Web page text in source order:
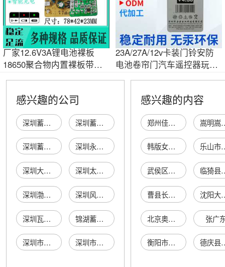
厂家12.6V3A锂电池裸板
18650聚合物内置裸板带端
23A/27A/12v卡装门铃安防
电池卷帘门汽车遥控器玩具
感兴趣的公司
深圳蓄电池厂 深圳蓄电池厂风凰蓄电池门市部
深圳蓄电池厂营业部 深圳永力蓄电池制造公司
深圳大鑫蓄电池有限公司 深圳太平洋蓄电池有限公司
深圳渤海蓄电池有限公司 深圳风帆蓄电池有限公司
深圳瓦尔塔蓄电池有限公司 锦湖蓄电池（深圳）有限公司
深圳市南方蓄电池厂凤凰电池门市部 深圳市国潮蓄电池有限公司
感兴趣的内容
郑州佳至新材料有限公司 嵩明嵩
韩版女春装 乐山市沙湾区
武侯区瑞馨百货经营部 临猗县东
曹县长远商贸有限公司 沈阳大军乾
北京奥杜尔服装有限公司 张广
衡阳市珠晖区轩琪便利店 德庆县城